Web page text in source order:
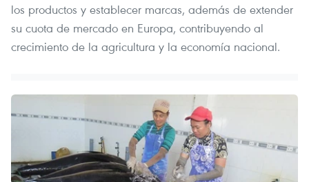
los productos y establecer marcas, además de extender
su cuota de mercado en Europa, contribuyendo al
crecimiento de la agricultura y la economía nacional.